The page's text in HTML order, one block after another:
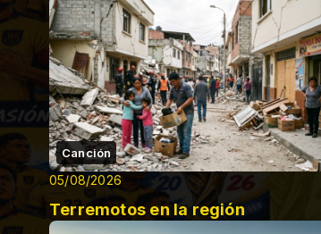
Canción
05/08/2026
Terremotos en la región